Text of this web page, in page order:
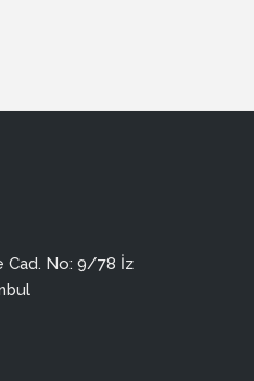
Cad. No: 9/78 İz